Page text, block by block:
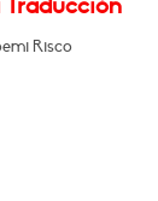
Risco